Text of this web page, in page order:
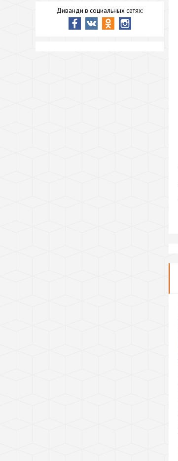
Диванди в социальных сетях: